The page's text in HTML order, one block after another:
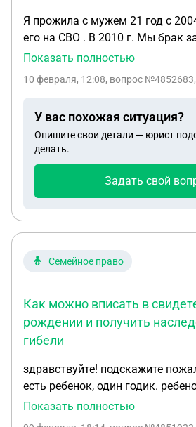
Я прожила с мужем 21 год с
его на СВО . В 2010 г. Мы брак
а в 2017 г. Я подала на развод
перенесла три сложнейших
группа инвалидности . 07
подписал контракт , сразу
регистрацию , приказ и
брак , 13.11.2025г он уехал на
задания. Положены ли в случае
Показать полностью
10 февраля, 12:08, вопрос
У вас похожая ситуация?
Опишите свои детали — юрист
делать.
Задать свой
Семейное право
Как можно вписать в
рождении и получить
гибели
здравствуйте! подскажите
есть ребенок, один годик.
без вести на сво. как можно
Показать полностью